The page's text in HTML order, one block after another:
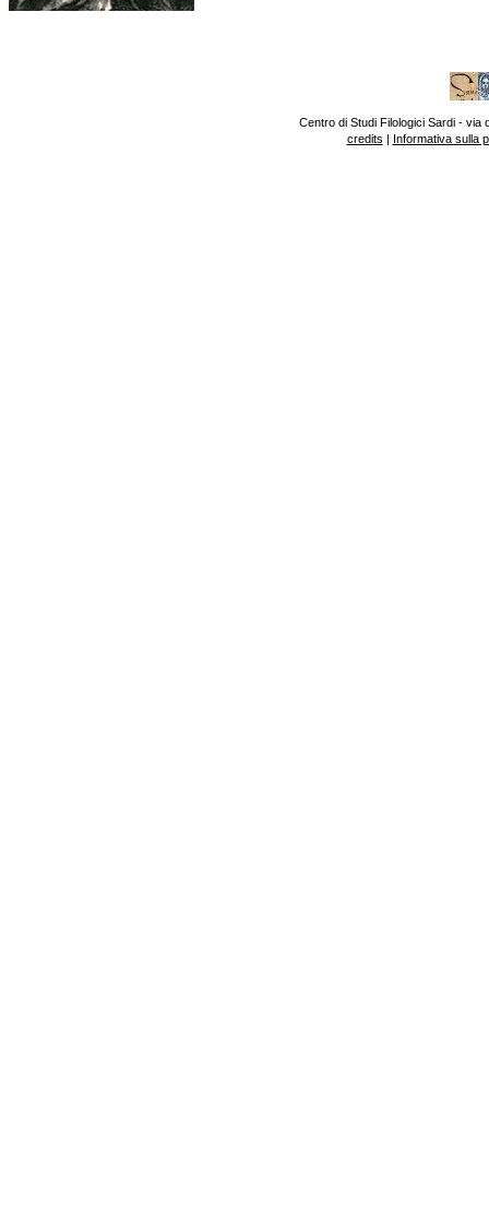
Centro di Studi Filologici Sardi - via
credits | Informativa sulla